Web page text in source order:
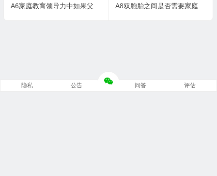
A6家庭教育领导力中如果父母双失
A8双胞胎之间是否需要家庭教育领导力
隐私 公告 问答 评估